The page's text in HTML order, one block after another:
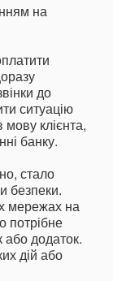
на
до
ситуацію
клієнта,
банку.
стало
безпеки.
мережах на
потрібне
або додаток.
дій або